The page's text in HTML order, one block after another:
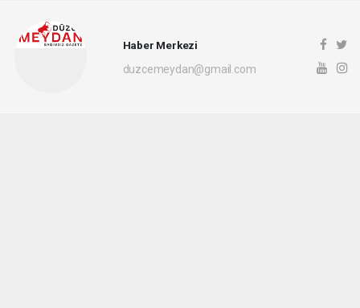
Haber Merkezi
duzcemeydan@gmail.com